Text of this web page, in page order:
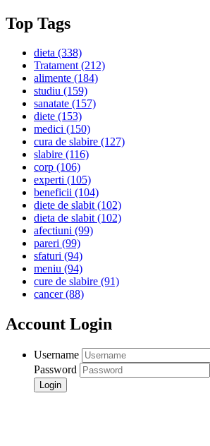
Top Tags
dieta (338)
Tratament(212)
alimente (184)
studiu (159)
sanatate (157)
diete (153)
medici (150)
cura de slabire (127)
slabire (116)
corp (106)
experti (105)
beneficii (104)
diete de slabit(102)
dieta de slabit(102)
afectiuni (99)
pareri (99)
sfaturi (94)
meniu (94)
cure de slabire (91)
cancer(88)
Account Login
Username
Password